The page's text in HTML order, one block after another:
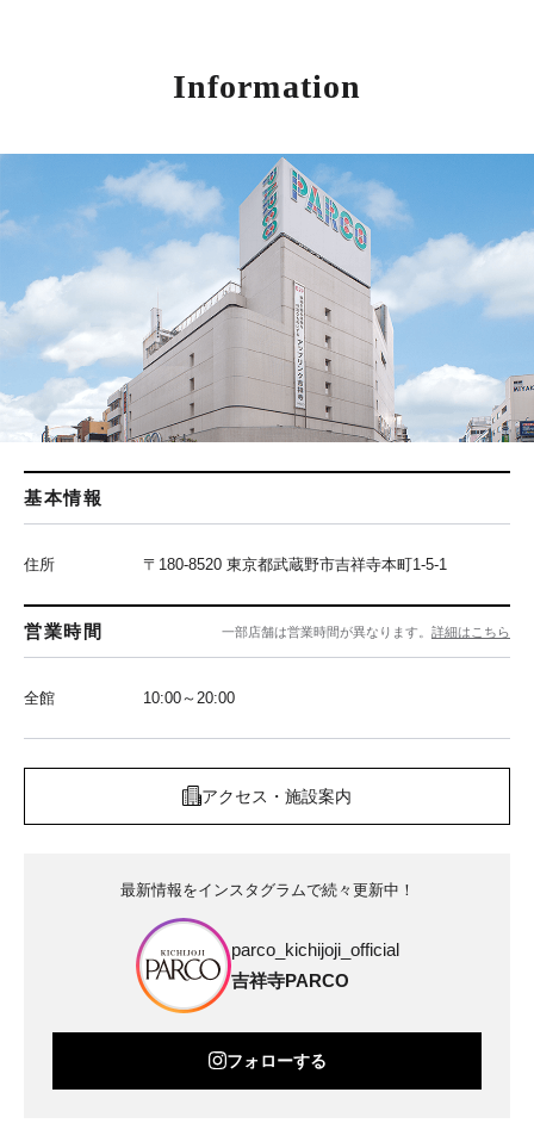
Information
基本情報
住所 〒180-8520 東京都武蔵野市吉祥寺本町1-5-1
営業時間 一部店舗は営業時間が異なります。 詳細はこちら
全館 10:00～20:00
アクセス・施設案内
最新情報をインスタグラムで続々更新中！
parco_kichijoji_official
吉祥寺PARCO
フォローする